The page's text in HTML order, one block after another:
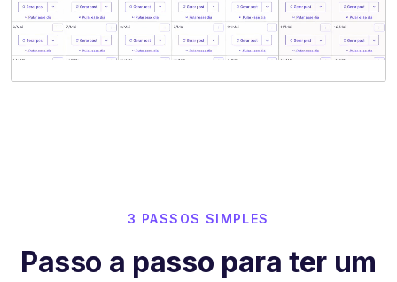
3 PASSOS SIMPLES
Passo a passo para ter um